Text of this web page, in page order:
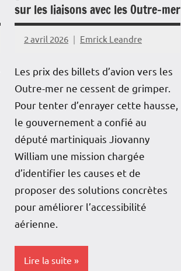
sur les liaisons avec les Outre-mer
2 avril 2026 Emrick Leandre
Les prix des billets d’avion vers les
Outre-mer ne cessent de grimper.
Pour tenter d’enrayer cette hausse,
le gouvernement a confié au
député martiniquais Jiovanny
William une mission chargée
d’identifier les causes et de
proposer des solutions concrètes
pour améliorer l’accessibilité
aérienne.
Lire la suite